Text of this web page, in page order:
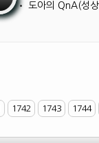
• 도아의 QnA(성
1742 1743 1744